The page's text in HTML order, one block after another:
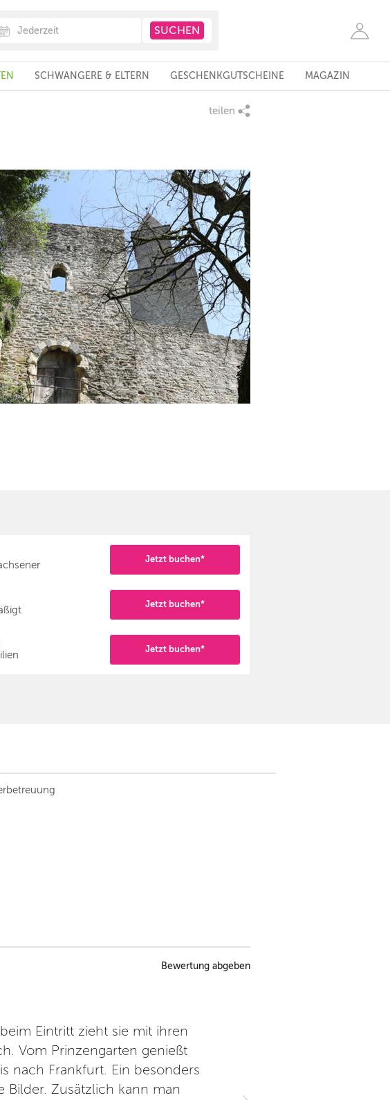
SCHWANGERE & ELTERN GESCHENKGUTSCHEINE MAGAZIN
teilen
Jetzt buchen*
Jetzt buchen*
Jetzt buchen*
Bewertung abgeben
Eintritt zieht sie mit ihren
Vom Prinzengarten genießt
nach Frankfurt. Ein besonders
Zusätzlich kann man